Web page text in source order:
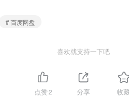
# 百度网盘
喜欢就支持一下吧
点赞2 分享 收